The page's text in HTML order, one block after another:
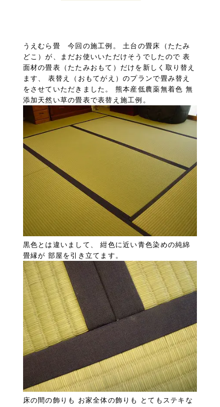
うえむら畳 今回の施工例。 土台の畳床（たたみ
どこ）が、まだお使いいただけそうでしたので 表
面材の畳表（たたみおもて）だけを新しく取り替え
ます、 表替え（おもてがえ）のプランで畳み替え
をさせていただきました。 熊本産低農薬無着色 無
添加天然い草の畳表で表替え施工例。
黒色とは違いまして、 紺色に近い青色染めの純綿
畳縁が 部屋を引き立てます。
床の間の飾りも お家全体の飾りも とてもステキな